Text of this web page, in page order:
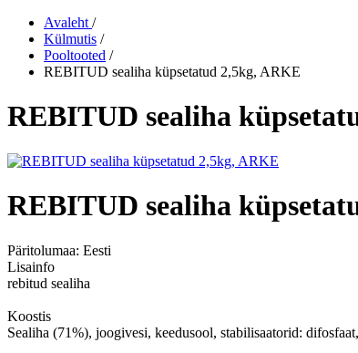
Avaleht /
Külmutis /
Pooltooted /
REBITUD sealiha küpsetatud 2,5kg, ARKE
REBITUD sealiha
REBITUD sealiha
Päritolumaa: Eesti
Lisainfo
rebitud sealiha
Koostis
Sealiha (71%), joogivesi, keedusool, stabilisaatorid: